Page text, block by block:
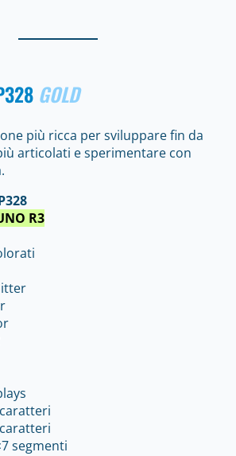
GOLD
più ricca per sviluppare fin da
articolati e sperimentare con
R3
segmenti